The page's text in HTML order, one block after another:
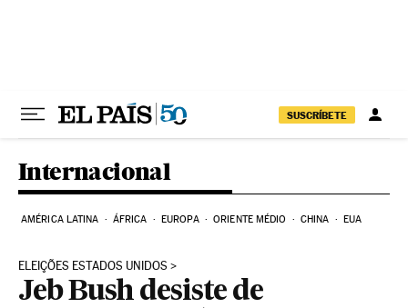
SUSCRÍBETE
Internacional
AMÉRICA LATINA ÁFRICA EUROPA ORIENTE MÉDIO CHINA EUA
ELEIÇÕES ESTADOS UNIDOS
Jeb Bush desiste de